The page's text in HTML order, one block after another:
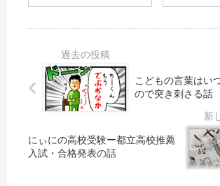
黒
代
夫
婦
P
い
重
～
い
鉄
玉
こどもの言葉はい
ので突き刺さる話
にぃにの高校受験ー都立高校推薦
入試・合格発表の話